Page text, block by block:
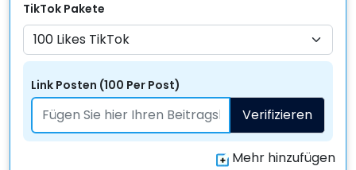
TikTok Pakete
Link Posten (100 Per Post)
Verifizieren
Mehr hinzufügen